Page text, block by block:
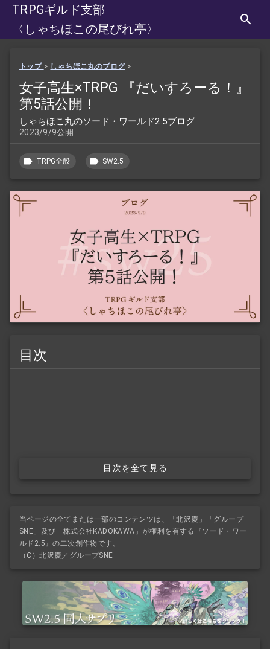
TRPGギルド支部
〈しゃちほこの尾びれ亭〉
トップ > しゃちほこ丸のブログ>
女子高生×TRPG 『だいすろーる！』
第5話公開！
しゃちほこ丸のソード・ワールド2.5ブログ
2023/9/9公開
TRPG全般 SW2.5
目次
目次を全て見る
当ページの全てまたは一部のコンテンツは、「北沢慶」「グループ
SNE」及び「株式会社KADOKAWA」が権利を有する『ソード・ワー
ルド2.5』の二次創作物です。
（C）北沢慶／グループSNE